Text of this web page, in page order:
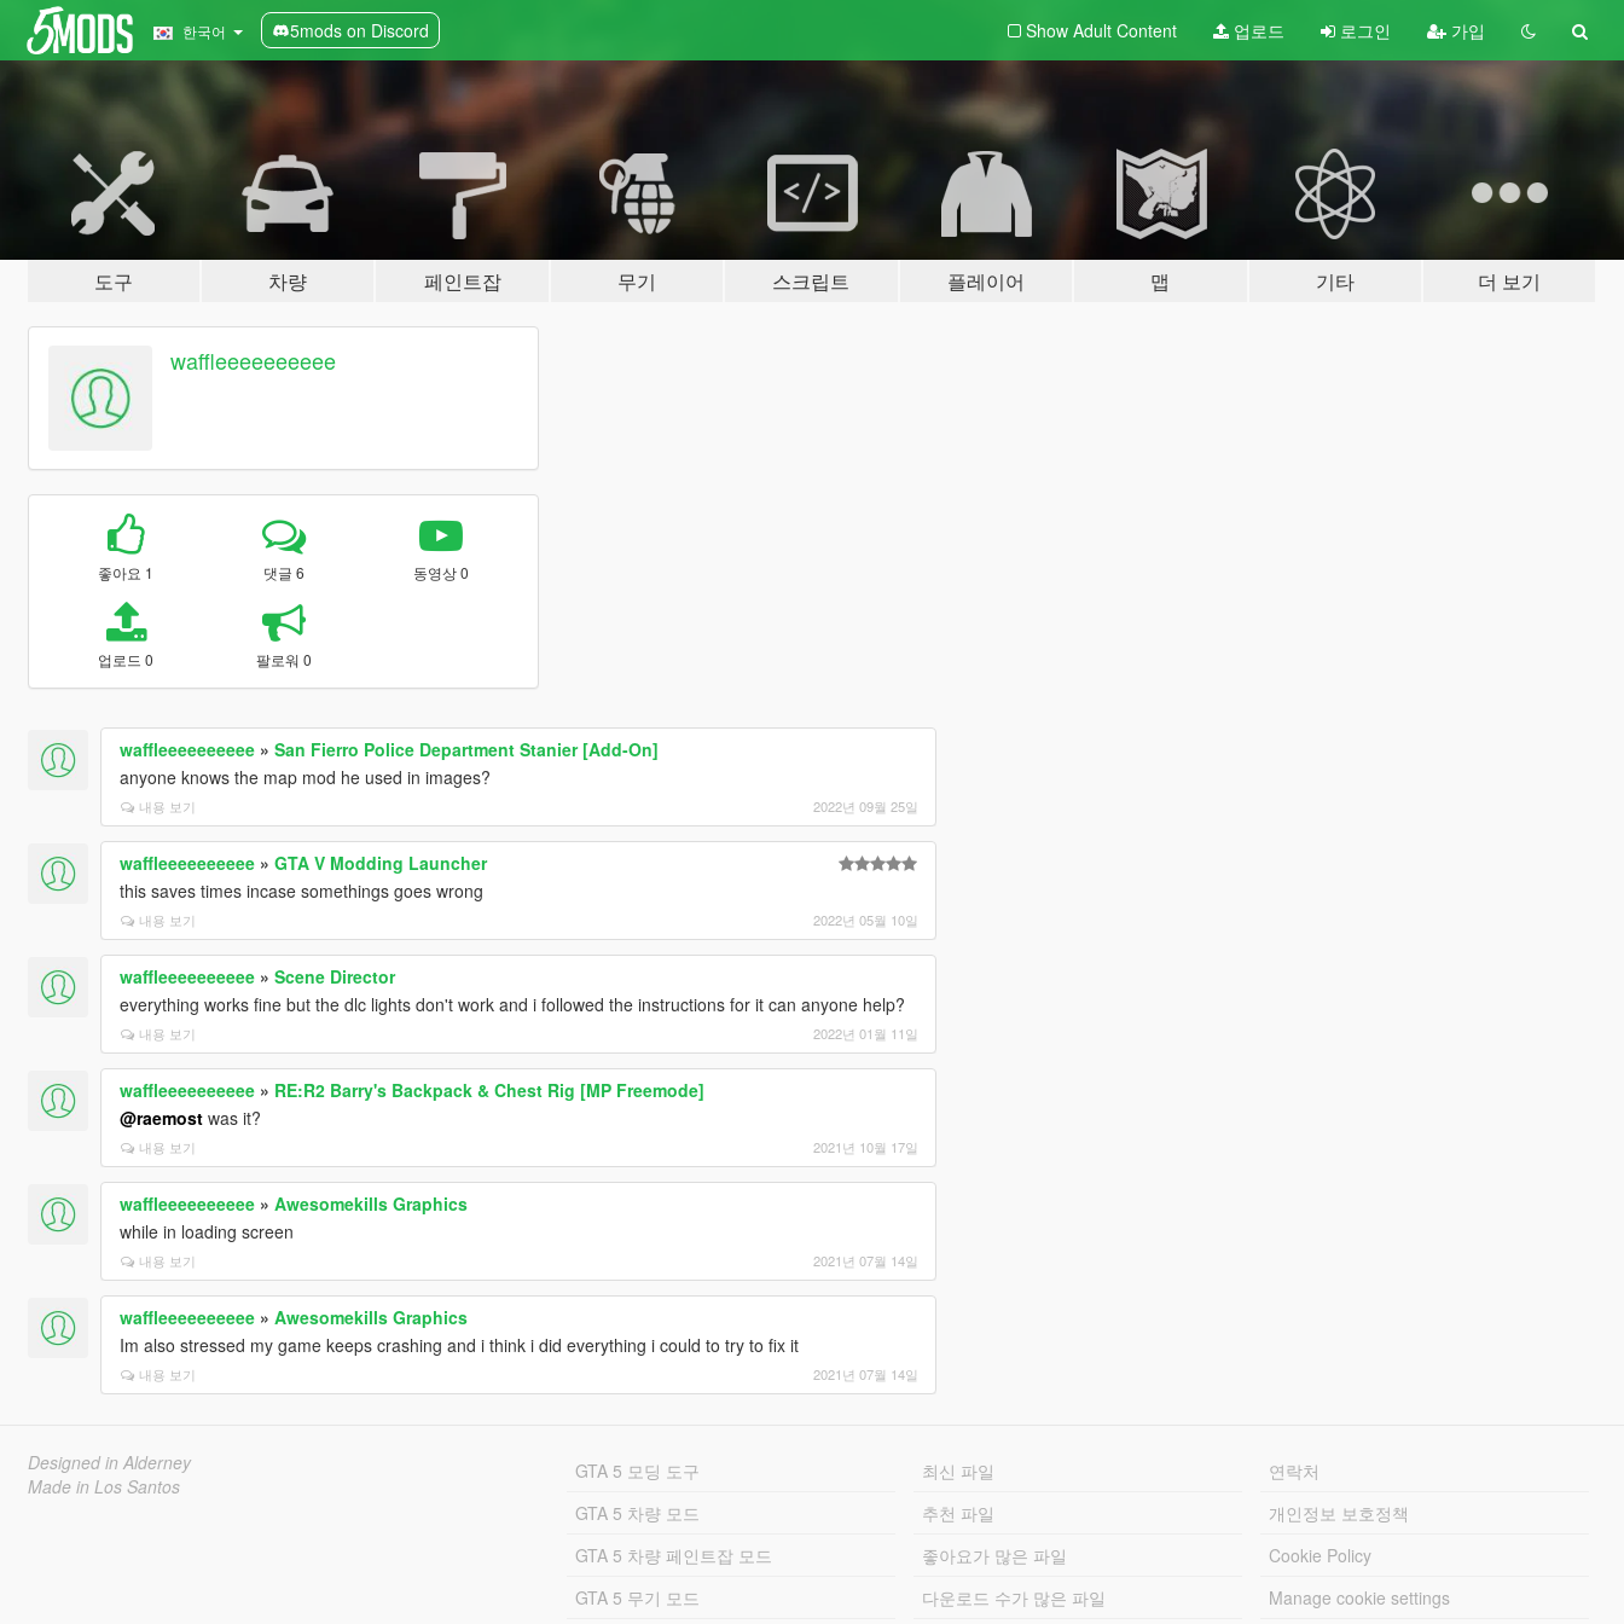
한국어 5mods on Discord Show Adult Content 업로드 로그인 가입
도구 차량 페인트잡 무기 스크립트 플레이어 맵 기타 더 보기
waffleeeeeeeeee
좋아요 1 댓글 6 동영상 0
업로드 0 팔로워 0
waffleeeeeeeeee» San Fierro Police Department Stanier [Add-On]
anyone knows the map mod he used in images?
내용 보기 2022년 09월 25일
waffleeeeeeeeee» GTA V Modding Launcher
this saves times incase somethings goes wrong
내용 보기 2022년 05월 10일
waffleeeeeeeeee» Scene Director
everything works fine but the dlc lights don't work and i followed the instructions for it can anyone help?
내용 보기 2022년 01월 11일
waffleeeeeeeeee» RE:R2 Barry's Backpack & Chest Rig [MP Freemode]
@raemostwas it?
내용 보기 2021년 10월 17일
waffleeeeeeeeee» Awesomekills Graphics
while in loading screen
내용 보기 2021년 07월 14일
waffleeeeeeeeee» Awesomekills Graphics
Im also stressed my game keeps crashing and i think i did everything i could to try to fix it
내용 보기 2021년 07월 14일
Designed in Alderney
Made in Los Santos
GTA 5 모딩 도구
GTA 5 차량 모드
GTA 5 차량 페인트잡 모드
GTA 5 무기 모드
최신 파일
추천 파일
좋아요가 많은 파일
다운로드 수가 많은 파일
연락처
개인정보 보호정책
Cookie Policy
Manage cookie settings